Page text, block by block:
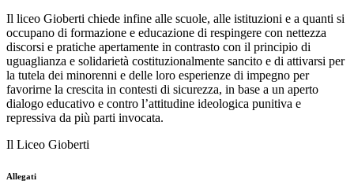
Il liceo Gioberti chiede infine alle scuole, alle istituzioni e a quanti si
occupano di formazione e educazione di respingere con nettezza
discorsi e pratiche apertamente in contrasto con il principio di
uguaglianza e solidarietà costituzionalmente sancito e di attivarsi per
la tutela dei minorenni e delle loro esperienze di impegno per
favorirne la crescita in contesti di sicurezza, in base a un aperto
dialogo educativo e contro l’attitudine ideologica punitiva e
repressiva da più parti invocata.
Il Liceo Gioberti
Allegati